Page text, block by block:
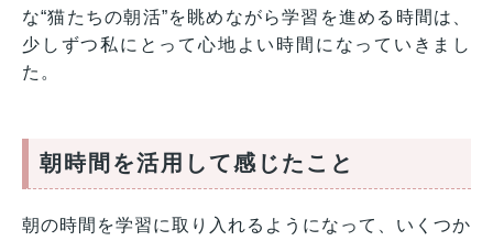
な“猫たちの朝活”を眺めながら学習を進める時間は、
少しずつ私にとって心地よい時間になっていきまし
た。
朝時間を活用して感じたこと
朝の時間を学習に取り入れるようになって、いくつか